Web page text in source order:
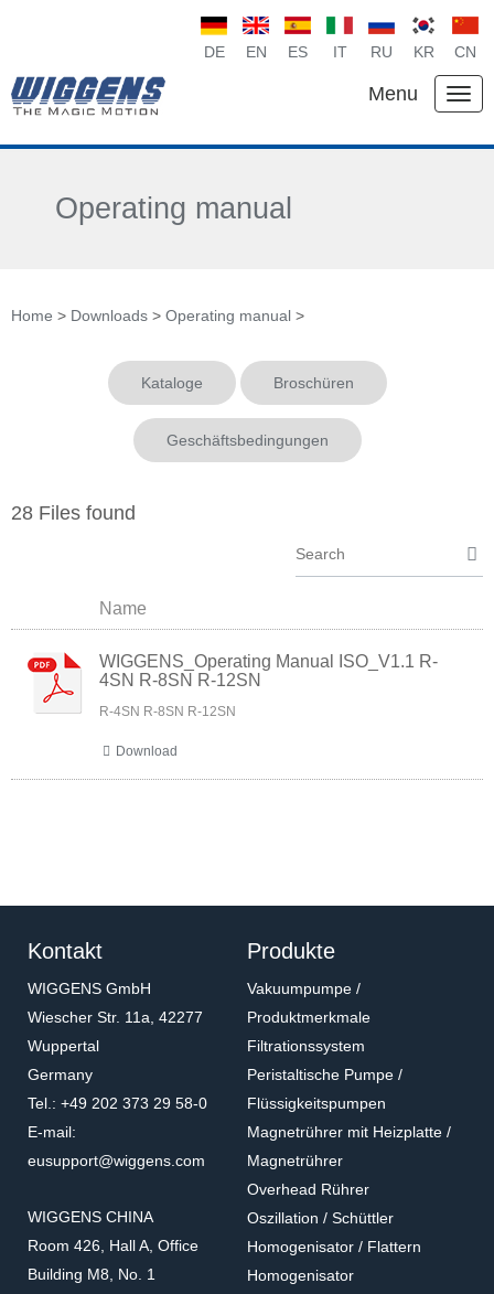
DE EN ES IT RU KR CN
Menu
Operating manual
Home > Downloads > Operating manual >
Kataloge Broschüren
Geschäftsbedingungen
28 Files found
Name
WIGGENS_Operating Manual ISO_V1.1 R-
4SN R-8SN R-12SN
R-4SN R-8SN R-12SN
Download
Kontakt
WIGGENS GmbH
Wiescher Str. 11a, 42277
Wuppertal
Germany
Tel.: +49 202 373 29 58-0
E-mail:
eusupport@wiggens.com
WIGGENS CHINA
Room 426, Hall A, Office
Building M8, No. 1
Produkte
Vakuumpumpe /
Produktmerkmale
Filtrationssystem
Peristaltische Pumpe /
Flüssigkeitspumpen
Magnetrührer mit Heizplatte /
Magnetrührer
Overhead Rührer
Oszillation / Schüttler
Homogenisator / Flattern
Homogenisator